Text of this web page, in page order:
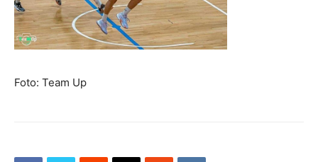
Foto: Team Up